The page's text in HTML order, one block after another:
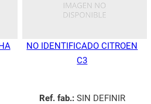
NO IDENTIFICADO CITROEN
C3
Ref. fab.:SIN DEFINIR